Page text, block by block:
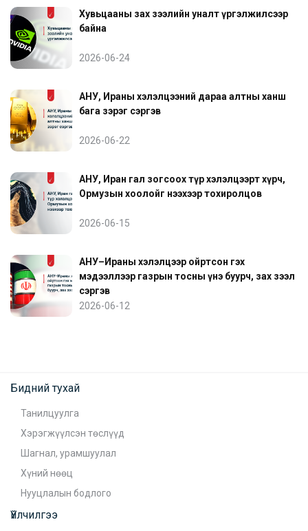
Хувьцааны зах зээлийн уналт үргэлжилсээр
байна
2026-06-24
АНУ, Ираны хэлэлцээний дараа алтны ханш
бага зэрэг сэргэв
2026-06-22
АНУ, Иран гал зогсоох түр хэлэлцээрт хүрч,
Ормузын хоолойг нээхээр тохиролцов
2026-06-15
АНУ–Ираны хэлэлцээр ойртсон гэх
мэдээллээр газрын тосны үнэ буурч, зах зээл
сэргэв
2026-06-12
Бидний тухай
Танилцуулга
Хэрэгжүүлсэн төслүүд
Шагнал, урамшуулал
Хүний нөөц
Нууцлалын бодлого
Үйлчилгээ